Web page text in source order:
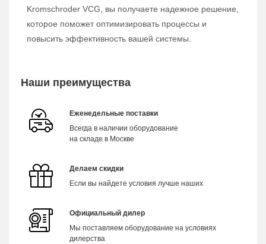
Kromschroder VCG, вы получаете надежное решение,
которое поможет оптимизировать процессы и
повысить эффективность вашей системы.
Наши преимущества
Еженедельные поставки
Всегда в наличии оборудование
на складе в Москве
Делаем скидки
Если вы найдете условия лучше наших
Официальный дилер
Мы поставляем оборудование на условиях
дилерства